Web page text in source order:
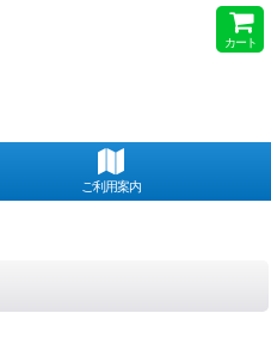
カート
ご利用案内